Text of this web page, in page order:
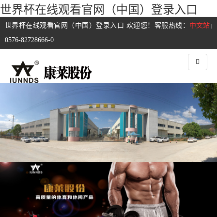
世界杯在线观看官网（中国）登录入口
中文站 |
世界杯在线观看官网（中国）登录入口 欢迎您！客服热线：
0576-82728666-0